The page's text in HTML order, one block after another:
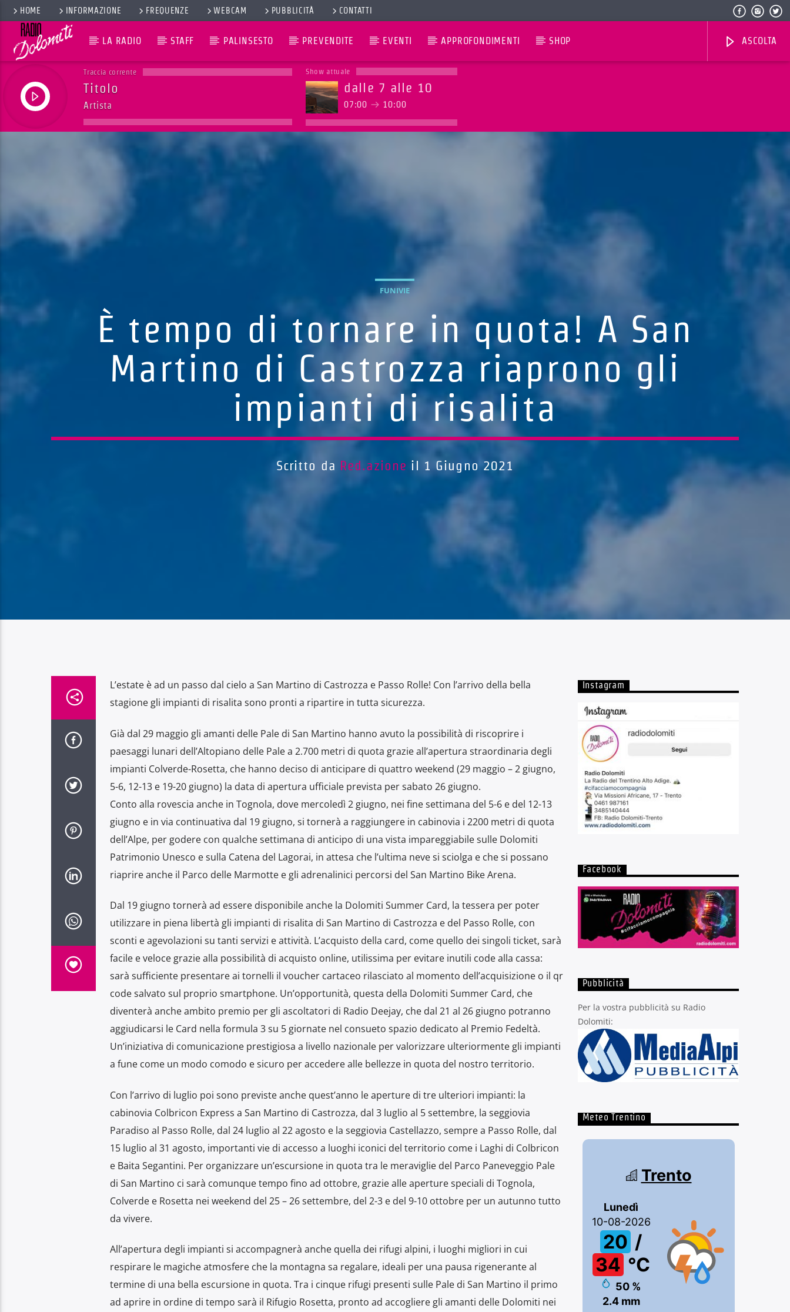
HOME INFORMAZIONE FREQUENZE WEBCAM PUBBLICITÀ CONTATTI
LA RADIO STAFF PALINSESTO PREVENDITE EVENTI APPROFONDIMENTI SHOP ASCOLTA
Traccia corrente
Titolo
Artista
Show attuale
dalle 7 alle 10
07:00 10:00
FUNIVIE
È tempo di tornare in quota! A San
Martino di Castrozza riaprono gli
impianti di risalita
Scritto da Red.azione il 1 Giugno 2021
L’estate è ad un passo dal cielo a San Martino di Castrozza e Passo Rolle! Con l’arrivo della bella
stagione gli impianti di risalita sono pronti a ripartire in tutta sicurezza.
Già dal 29 maggio gli amanti delle Pale di San Martino hanno avuto la possibilità di riscoprire i
paesaggi lunari dell’Altopiano delle Pale a 2.700 metri di quota grazie all’apertura straordinaria degli
impianti Colverde-Rosetta, che hanno deciso di anticipare di quattro weekend (29 maggio – 2 giugno,
5-6, 12-13 e 19-20 giugno) la data di apertura ufficiale prevista per sabato 26 giugno.
Conto alla rovescia anche in Tognola, dove mercoledì 2 giugno, nei fine settimana del 5-6 e del 12-13
giugno e in via continuativa dal 19 giugno, si tornerà a raggiungere in cabinovia i 2200 metri di quota
dell’Alpe, per godere con qualche settimana di anticipo di una vista impareggiabile sulle Dolomiti
Patrimonio Unesco e sulla Catena del Lagorai, in attesa che l’ultima neve si sciolga e che si possano
riaprire anche il Parco delle Marmotte e gli adrenalinici percorsi del San Martino Bike Arena.
Dal 19 giugno tornerà ad essere disponibile anche la Dolomiti Summer Card, la tessera per poter
utilizzare in piena libertà gli impianti di risalita di San Martino di Castrozza e del Passo Rolle, con
sconti e agevolazioni su tanti servizi e attività. L’acquisto della card, come quello dei singoli ticket, sarà
facile e veloce grazie alla possibilità di acquisto online, utilissima per evitare inutili code alla cassa:
sarà sufficiente presentare ai tornelli il voucher cartaceo rilasciato al momento dell’acquisizione o il qr
code salvato sul proprio smartphone. Un’opportunità, questa della Dolomiti Summer Card, che
diventerà anche ambito premio per gli ascoltatori di Radio Deejay, che dal 21 al 26 giugno potranno
aggiudicarsi le Card nella formula 3 su 5 giornate nel consueto spazio dedicato al Premio Fedeltà.
Un’iniziativa di comunicazione prestigiosa a livello nazionale per valorizzare ulteriormente gli impianti
a fune come un modo comodo e sicuro per accedere alle bellezze in quota del nostro territorio.
Con l’arrivo di luglio poi sono previste anche quest’anno le aperture di tre ulteriori impianti: la
cabinovia Colbricon Express a San Martino di Castrozza, dal 3 luglio al 5 settembre, la seggiovia
Paradiso al Passo Rolle, dal 24 luglio al 22 agosto e la seggiovia Castellazzo, sempre a Passo Rolle, dal
15 luglio al 31 agosto, importanti vie di accesso a luoghi iconici del territorio come i Laghi di Colbricon
e Baita Segantini. Per organizzare un’escursione in quota tra le meraviglie del Parco Paneveggio Pale
di San Martino ci sarà comunque tempo fino ad ottobre, grazie alle aperture speciali di Tognola,
Colverde e Rosetta nei weekend del 25 – 26 settembre, del 2-3 e del 9-10 ottobre per un autunno tutto
da vivere.
All’apertura degli impianti si accompagnerà anche quella dei rifugi alpini, i luoghi migliori in cui
respirare le magiche atmosfere che la montagna sa regalare, ideali per una pausa rigenerante al
termine di una bella escursione in quota. Tra i cinque rifugi presenti sulle Pale di San Martino il primo
ad aprire in ordine di tempo sarà il Rifugio Rosetta, pronto ad accogliere gli amanti delle Dolomiti nei
Instagram
Facebook
Pubblicità
Per la vostra pubblicità su Radio
Dolomiti:
Meteo Trentino